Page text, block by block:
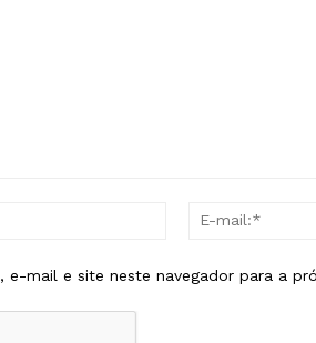
Nome:*
e-mail e site neste navegador para a